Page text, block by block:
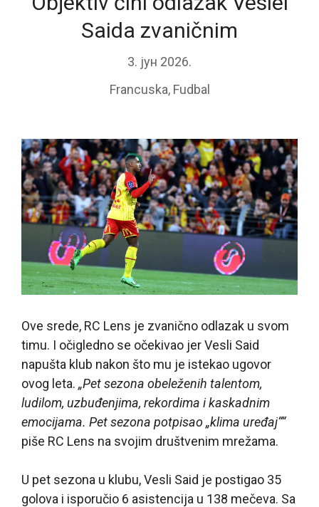
Saida zvaničnim
3. јун 2026.
Francuska, Fudbal
Ove srede, RC Lens je zvanično odlazak u svom
timu. I očigledno se očekivao jer Vesli Said
napušta klub nakon što mu je istekao ugovor
ovog leta. „Pet sezona obeleženih talentom,
ludilom, uzbuđenjima, rekordima i kaskadnim
emocijama. Pet sezona potpisao „klima uređaj““
piše RC Lens na svojim društvenim mrežama.
U pet sezona u klubu, Vesli Said je postigao 35
golova i isporučio 6 asistencija u 138 mečeva. Sa